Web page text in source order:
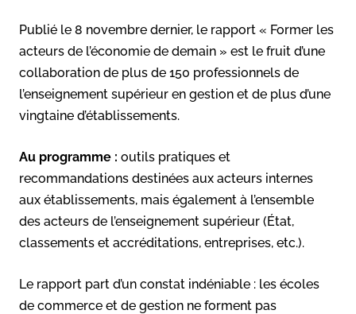
Publié le 8 novembre dernier, le rapport « Former les
acteurs de l’économie de demain » est le fruit d’une
collaboration de plus de 150 professionnels de
l’enseignement supérieur en gestion et de plus d’une
vingtaine d’établissements.
Au programme : outils pratiques et
recommandations destinées aux acteurs internes
aux établissements, mais également à l’ensemble
des acteurs de l’enseignement supérieur (État,
classements et accréditations, entreprises, etc.).
Le rapport part d’un constat indéniable : les écoles
de commerce et de gestion ne forment pas